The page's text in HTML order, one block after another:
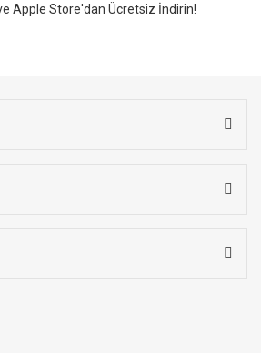
Apple Store'dan Ücretsiz İndirin!